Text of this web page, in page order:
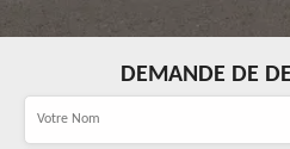
DEMANDE DE